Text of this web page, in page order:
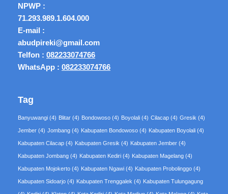
NPWP :
71.293.989.1.604.000
E-mail :
abudpireki@gmail.com
Telfon : 082233074766
WhatsApp : 082233074766
Tag
Banyuwangi (4) Blitar (4) Bondowoso (4) Boyolali (4) Cilacap (4) Gresik (4)
Jember (4) Jombang (4) Kabupaten Bondowoso (4) Kabupaten Boyolali (4)
Kabupaten Cilacap (4) Kabupaten Gresik (4) Kabupaten Jember (4)
Kabupaten Jombang (4) Kabupaten Kediri (4) Kabupaten Magelang (4)
Kabupaten Mojokerto (4) Kabupaten Ngawi (4) Kabupaten Probolinggo (4)
Kabupaten Sidoarjo (4) Kabupaten Trenggalek (4) Kabupaten Tulungagung